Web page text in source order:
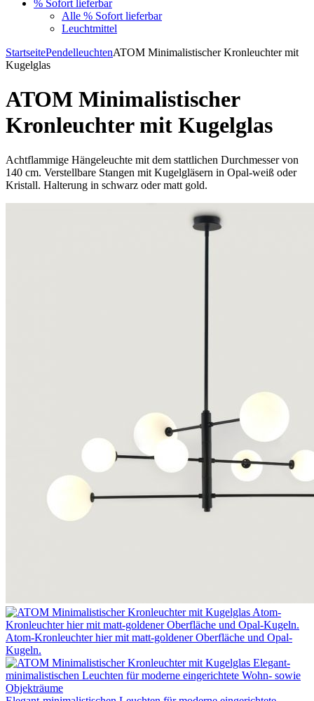
% Sofort lieferbar
Alle % Sofort lieferbar
Leuchtmittel
StartseitePendelleuchtenATOM Minimalistischer Kronleuchter mit
Kugelglas
ATOM Minimalistischer
Kronleuchter mit Kugelglas
Achtflammige Hängeleuchte mit dem stattlichen Durchmesser von
140 cm. Verstellbare Stangen mit Kugelgläsern in Opal-weiß oder
Kristall. Halterung in schwarz oder matt gold.
Atom-Kronleuchter hier mit matt-goldener Oberfläche und Opal-
Kugeln.